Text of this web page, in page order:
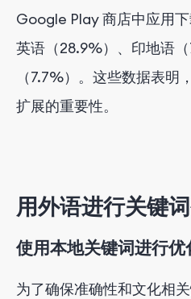
Google Play 商店中应用
英语（28.9%）、印地语
（7.7%）。这些数据表明
扩展的重要性。
用外语进行关键
使用本地关键词进行优
为了确保准确性和文化相